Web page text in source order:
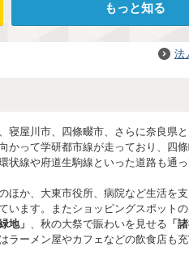
もっと知る
法
寝屋川市、四條畷市、さらに奈良県
かって学研都市線が走っており、四
状線や府道生駒線といった道路も通
ほか、大東市役所、病院など生活を
います。またショッピングスポットの
地」 、秋の大祭で賑わいを見せる 「
ラーメン屋やカフェなどの飲食店も